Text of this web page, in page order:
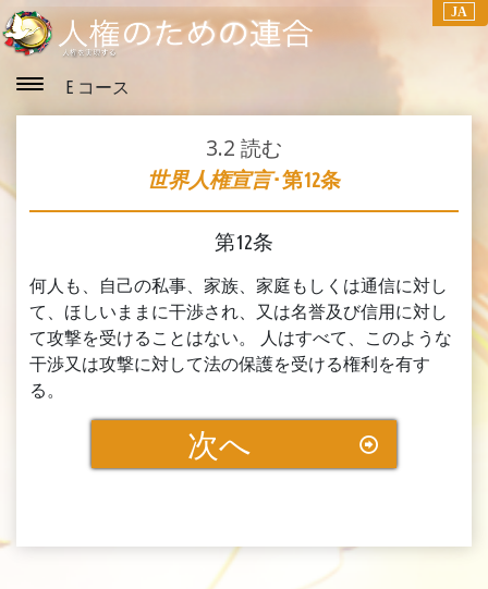
JA
E コース
3.2 読む
世界人権宣言･第12条
第12条
何人も、自己の私事、家族、家庭もしくは通信に対し
て、ほしいままに干渉され、又は名誉及び信用に対し
て攻撃を受けることはない。 人はすべて、このような
干渉又は攻撃に対して法の保護を受ける権利を有す
る。
次へ